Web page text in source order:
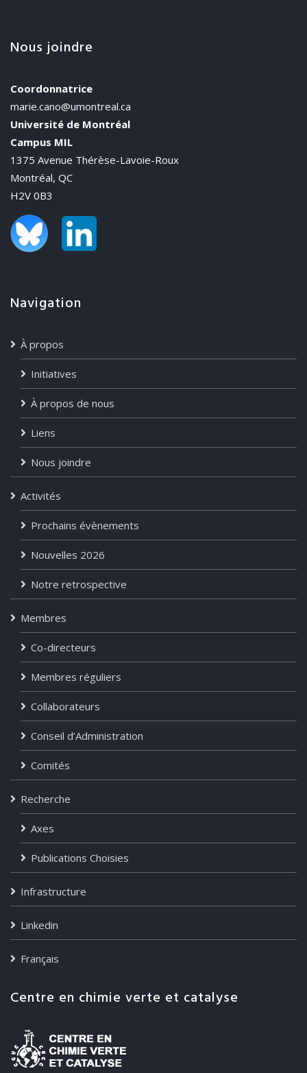
Nous joindre
Coordonnatrice
marie.cano@umontreal.ca
Université de Montréal
Campus MIL
1375 Avenue Thérèse-Lavoie-Roux
Montréal, QC
H2V 0B3
Navigation
À propos
Initiatives
À propos de nous
Liens
Nous joindre
Activités
Prochains évènements
Nouvelles 2026
Notre retrospective
Membres
Co-directeurs
Membres réguliers
Collaborateurs
Conseil d’Administration
Comités
Recherche
Axes
Publications Choisies
Infrastructure
Linkedin
Français
Centre en chimie verte et catalyse